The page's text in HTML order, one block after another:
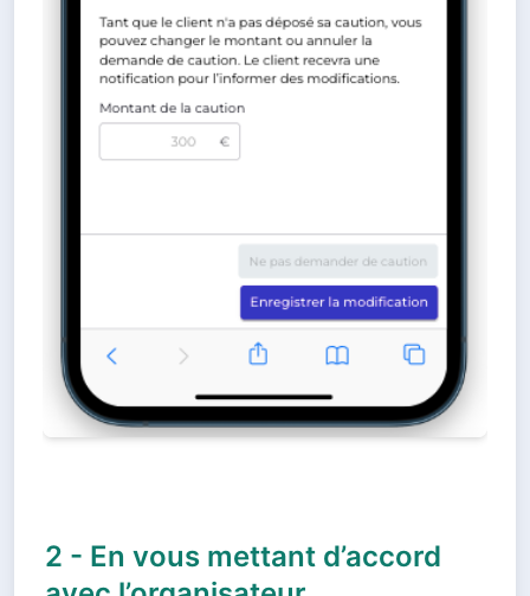
2 - En vous mettant d’accord